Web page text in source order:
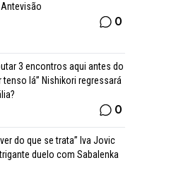
0
3 encontros aqui antes do
tenso lá” Nishikori regressará
0
do que se trata” Iva Jovic
duelo com Sabalenka